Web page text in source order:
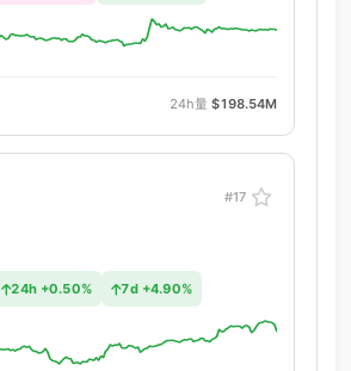
24h量 $198.54M
#17
24h +0.50% 7d +4.90%